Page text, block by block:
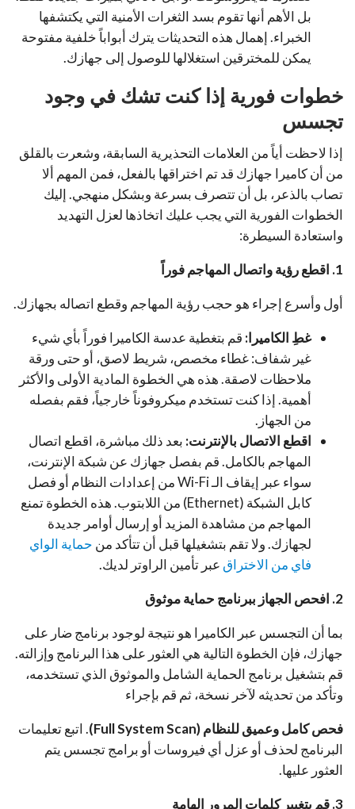
بل الأهم أنها تقوم بسد الثغرات الأمنية التي يكتشفها
الخبراء. إهمال هذه التحديثات يترك أبواباً خلفية مفتوحة
يمكن للمخترقين استغلالها للوصول إلى جهازك.
خطوات فورية إذا كنت تشك في وجود
تجسس
إذا لاحظت أياً من العلامات التحذيرية السابقة، وشعرت بالقلق
من أن كاميرا جهازك قد تم اختراقها بالفعل، فمن المهم ألا
تصاب بالذعر، بل أن تتصرف بسرعة وبشكل منهجي. إليك
الخطوات الفورية التي يجب عليك اتخاذها لعزل التهديد
واستعادة السيطرة:
1. اقطع رؤية واتصال المهاجم فوراً
أول وأسرع إجراء هو حجب رؤية المهاجم وقطع اتصاله بجهازك.
غطِ الكاميرا: قم بتغطية عدسة الكاميرا فوراً بأي شيء
غير شفاف: غطاء مخصص، شريط لاصق، أو حتى ورقة
ملاحظات لاصقة. هذه هي الخطوة المادية الأولى والأكثر
أهمية.إذا كنت تستخدم ميكروفوناً خارجياً، فقم بفصله
من الجهاز .
اقطع الاتصال بالإنترنت: بعد ذلك مباشرة، اقطع اتصال
المهاجم بالكامل. قم بفصل جهازك عن شبكة الإنترنت،
سواء عبر إيقاف الـ Wi-Fi من إعدادات النظام أو فصل
كابل الشبكة (Ethernet) من اللابتوب. هذه الخطوة تمنع
المهاجم من مشاهدة المزيد أو إرسال أوامر جديدة
لجهازك. ولا تقم بتشغيلها قبل أن تتأكد من حماية الواي
فاي من الاختراق عبر تأمين الراوتر لديك.
2. افحص الجهاز ببرنامج حماية موثوق
بما أن التجسس عبر الكاميرا هو نتيجة لوجود برنامج ضار على
جهازك، فإن الخطوة التالية هي العثور على هذا البرنامج وإزالته.
قم بتشغيل برنامج الحماية الشامل والموثوق الذي تستخدمه،
وتأكد من تحديثه لآخر نسخة، ثم قم بإجراء
فحص كامل وعميق للنظام (Full System Scan) .اتبع تعليمات
البرنامج لحذف أو عزل أي فيروسات أو برامج تجسس يتم
العثور عليها.
3. قم بتغيير كلمات المرور الهامة